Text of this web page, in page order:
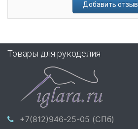
Добавить отзыв
Товары для рукоделия
+7(812)946-25-05 (СПб)